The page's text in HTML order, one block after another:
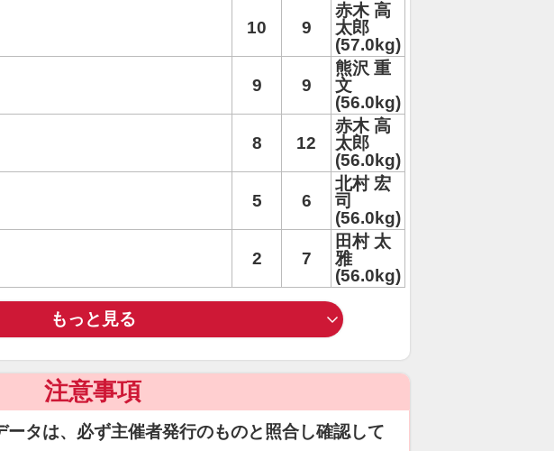
10 9
赤木 高
太郎
(57.0kg)
9 9
熊沢 重
文
(56.0kg)
8 12
赤木 高
太郎
(56.0kg)
5 6
北村 宏
司
(56.0kg)
2 7
田村 太
雅
(56.0kg)
もっと見る
注意事項
タは、必ず主催者発行のものと照合し確認して